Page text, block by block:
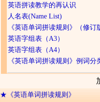
英语拼读教学的再认识
人名表(Name List)
《英语单词拼读规则》（修订
英语字组表（A3）
英语字组表（A4）
《英语单词拼读规则》例词分
★ 《英语单词拼读规则》